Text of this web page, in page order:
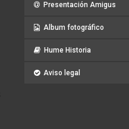
Presentación Amigus
Album fotográfico
Hume Historia
Aviso legal